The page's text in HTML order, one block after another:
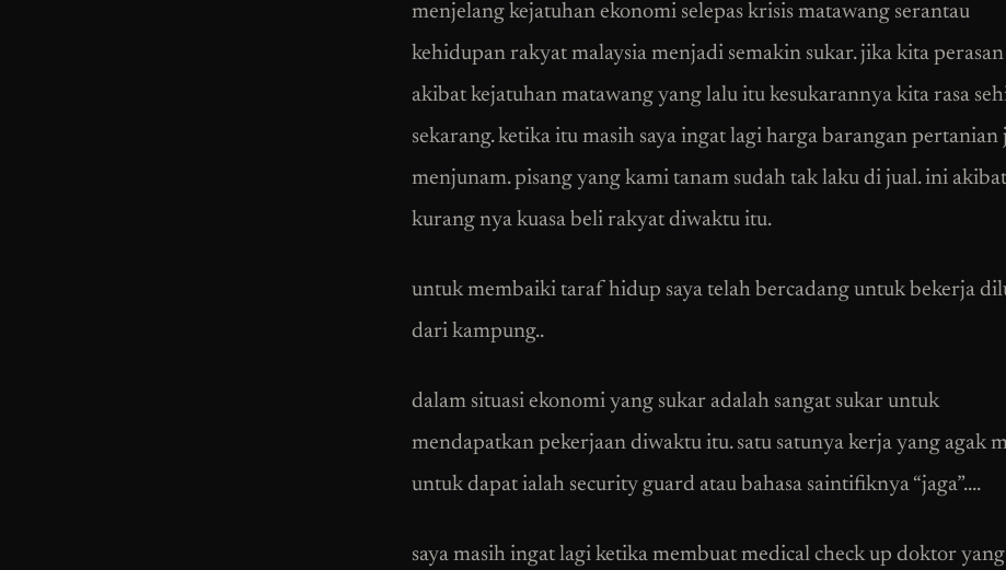
menjelang kejatuhan ekonomi selepas krisis matawang serantau
kehidupan rakyat malaysia menjadi semakin sukar. jika kita perasan
akibat kejatuhan matawang yang lalu itu kesukarannya kita rasa
sekarang. ketika itu masih saya ingat lagi harga barangan pertanian
menjunam. pisang yang kami tanam sudah tak laku di jual. ini akibat
kurang nya kuasa beli rakyat diwaktu itu.
untuk membaiki taraf hidup saya telah bercadang untuk bekerja
dari kampung..
dalam situasi ekonomi yang sukar adalah sangat sukar untuk
mendapatkan pekerjaan diwaktu itu. satu satunya kerja yang agak
untuk dapat ialah security guard atau bahasa saintifiknya “jaga”….
saya masih ingat lagi ketika membuat medical check up doktor yang